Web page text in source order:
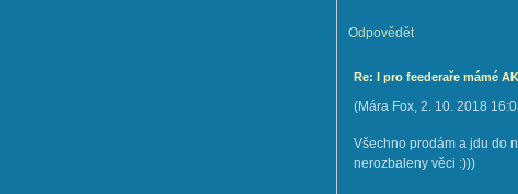
Odpovědět
Re: I pro feederaře mámé
(Mára Fox, 2. 10. 2018
Všechno prodám a jdu do
nerozbaleny věci :)))